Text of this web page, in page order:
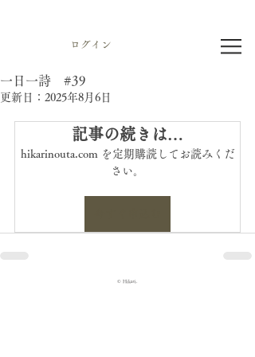
ログイン
一日一詩 #39
更新日： 2025年8月6日
記事の続きは…
hikarinouta.com を定期購読してお読みくだ
さい。
© Hikari.